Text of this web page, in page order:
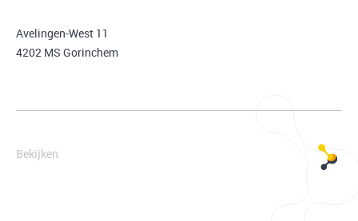
Avelingen-West 11
4202 MS Gorinchem
Bekijken